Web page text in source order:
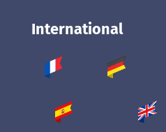
International